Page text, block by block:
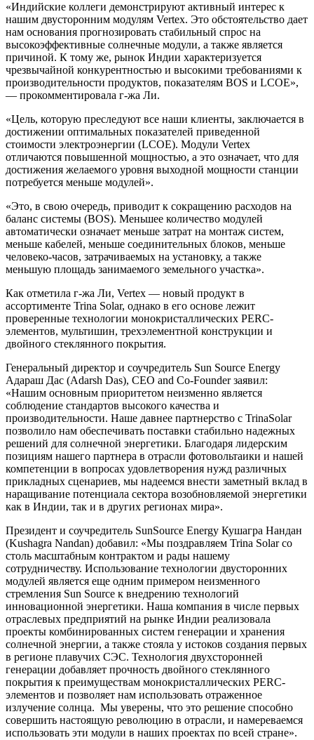
«Индийские коллеги демонстрируют активный интерес к
нашим двусторонним модулям Vertex. Это обстоятельство дает
нам основания прогнозировать стабильный спрос на
высокоэффективные солнечные модули, а также является
причиной. К тому же, рынок Индии характеризуется
чрезвычайной конкурентностью и высокими требованиями к
производительности продуктов, показателям BOS и LCOE»,
— прокомментировала г-жа Ли.
«Цель, которую преследуют все наши клиенты, заключается в
достижении оптимальных показателей приведенной
стоимости электроэнергии (LCOE). Модули Vertex
отличаются повышенной мощностью, а это означает, что для
достижения желаемого уровня выходной мощности станции
потребуется меньше модулей».
«Это, в свою очередь, приводит к сокращению расходов на
баланс системы (BOS). Меньшее количество модулей
автоматически означает меньше затрат на монтаж систем,
меньше кабелей, меньше соединительных блоков, меньше
человеко-часов, затрачиваемых на установку, а также
меньшую площадь занимаемого земельного участка».
Как отметила г-жа Ли, Vertex — новый продукт в
ассортименте Trina Solar, однако в его основе лежит
проверенные технологии монокристаллических PERC-
элементов, мультишин, трехэлементной конструкции и
двойного стеклянного покрытия.
Генеральный директор и соучредитель Sun Source Energy
Адараш Дас (Adarsh Das), CEO and Co-Founder заявил:
«Нашим основным приоритетом неизменно является
соблюдение стандартов высокого качества и
производительности. Наше давнее партнерство с TrinaSolar
позволило нам обеспечивать поставки стабильно надежных
решений для солнечной энергетики. Благодаря лидерским
позициям нашего партнера в отрасли фотовольтаики и нашей
компетенции в вопросах удовлетворения нужд различных
прикладных сценариев, мы надеемся внести заметный вклад в
наращивание потенциала сектора возобновляемой энергетики
как в Индии, так и в других регионах мира».
Президент и соучредитель SunSource Energy Кушагра Нандан
(Kushagra Nandan) добавил: «Мы поздравляем Trina Solar со
столь масштабным контрактом и рады нашему
сотрудничеству. Использование технологии двусторонних
модулей является еще одним примером неизменного
стремления Sun Source к внедрению технологий
инновационной энергетики. Наша компания в числе первых
отраслевых предприятий на рынке Индии реализовала
проекты комбинированных систем генерации и хранения
солнечной энергии, а также стояла у истоков создания первых
в регионе плавучих СЭС. Технология двухсторонней
генерации добавляет прочность двойного стеклянного
покрытия к преимуществам монокристаллических PERC-
элементов и позволяет нам использовать отраженное
излучение солнца. Мы уверены, что это решение способно
совершить настоящую революцию в отрасли, и намереваемся
использовать эти модули в наших проектах по всей стране».